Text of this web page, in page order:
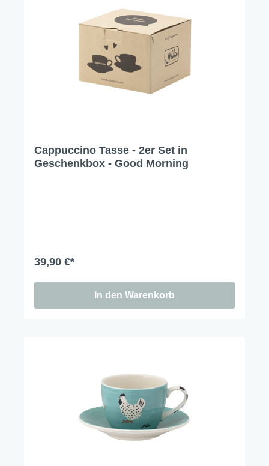
Cappuccino Tasse - 2er Set in
Geschenkbox - Good Morning
39,90 €*
In den Warenkorb